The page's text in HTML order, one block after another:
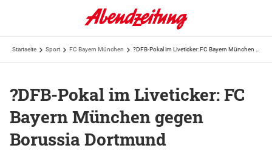
Startseite Sport FC Bayern München
?DFB-Pokal im Liveticker: FC
Bayern München gegen
Borussia Dortmund